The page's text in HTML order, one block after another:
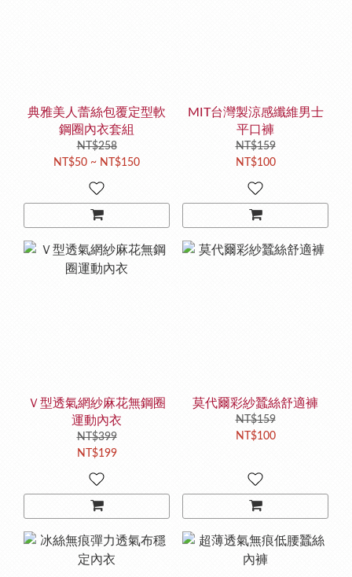
典雅美人蕾絲包覆定型軟
鋼圈內衣套組
NT$258
NT$50 ~ NT$150
MIT台灣製涼感纖維男士
平口褲
NT$159
NT$100
Ｖ型透氣網紗麻花無鋼圈
運動內衣
NT$399
NT$199
莫代爾彩紗蠶絲舒適褲
NT$159
NT$100